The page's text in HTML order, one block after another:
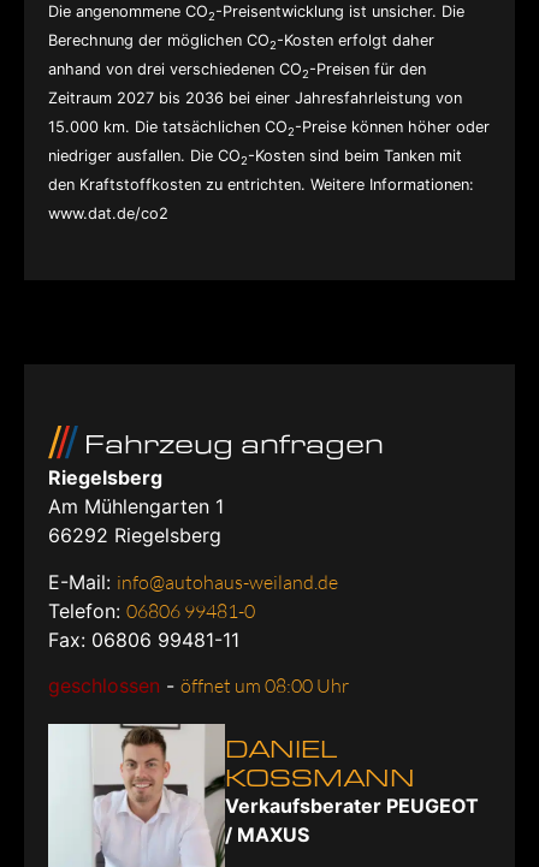
Die angenommene CO2-Preisentwicklung ist unsicher. Die
Berechnung der möglichen CO2-Kosten erfolgt daher
anhand von drei verschiedenen CO2-Preisen für den
Zeitraum 2027 bis 2036 bei einer Jahresfahrleistung von
15.000 km. Die tatsächlichen CO2-Preise können höher oder
niedriger ausfallen. Die CO2-Kosten sind beim Tanken mit
den Kraftstoffkosten zu entrichten. Weitere Informationen:
www.dat.de/co2
Fahrzeug anfragen
Riegelsberg
Am Mühlengarten 1
66292 Riegelsberg
E-Mail: info@autohaus-weiland.de
Telefon: 06806 99481-0
Fax: 06806 99481-11
geschlossen - öffnet um 08:00 Uhr
DANIEL
KOSSMANN
Verkaufsberater PEUGEOT
/ MAXUS